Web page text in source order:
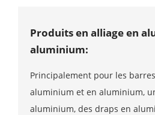
Produits en alliage en
aluminium:
Principalement pour les
aluminium et en aluminium,
aluminium, des draps en